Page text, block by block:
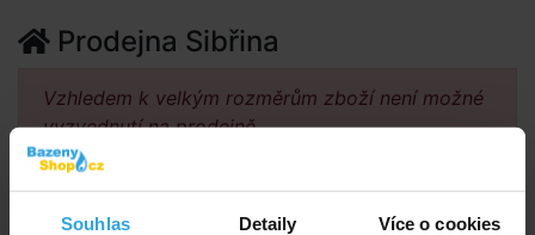
Souhlas Detaily Více o cookies
Prodejna Sibřina
Vzhledem k velkým rozměrům zboží není možné
vyzvednutí na prodejně.
Poradíme vám!